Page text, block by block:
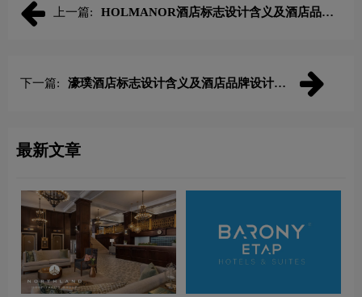
上一篇:
HOLMANOR酒店标志设计含义及酒店品牌
下一篇:
濠璞酒店标志设计含义及酒店品牌设计理
最新文章